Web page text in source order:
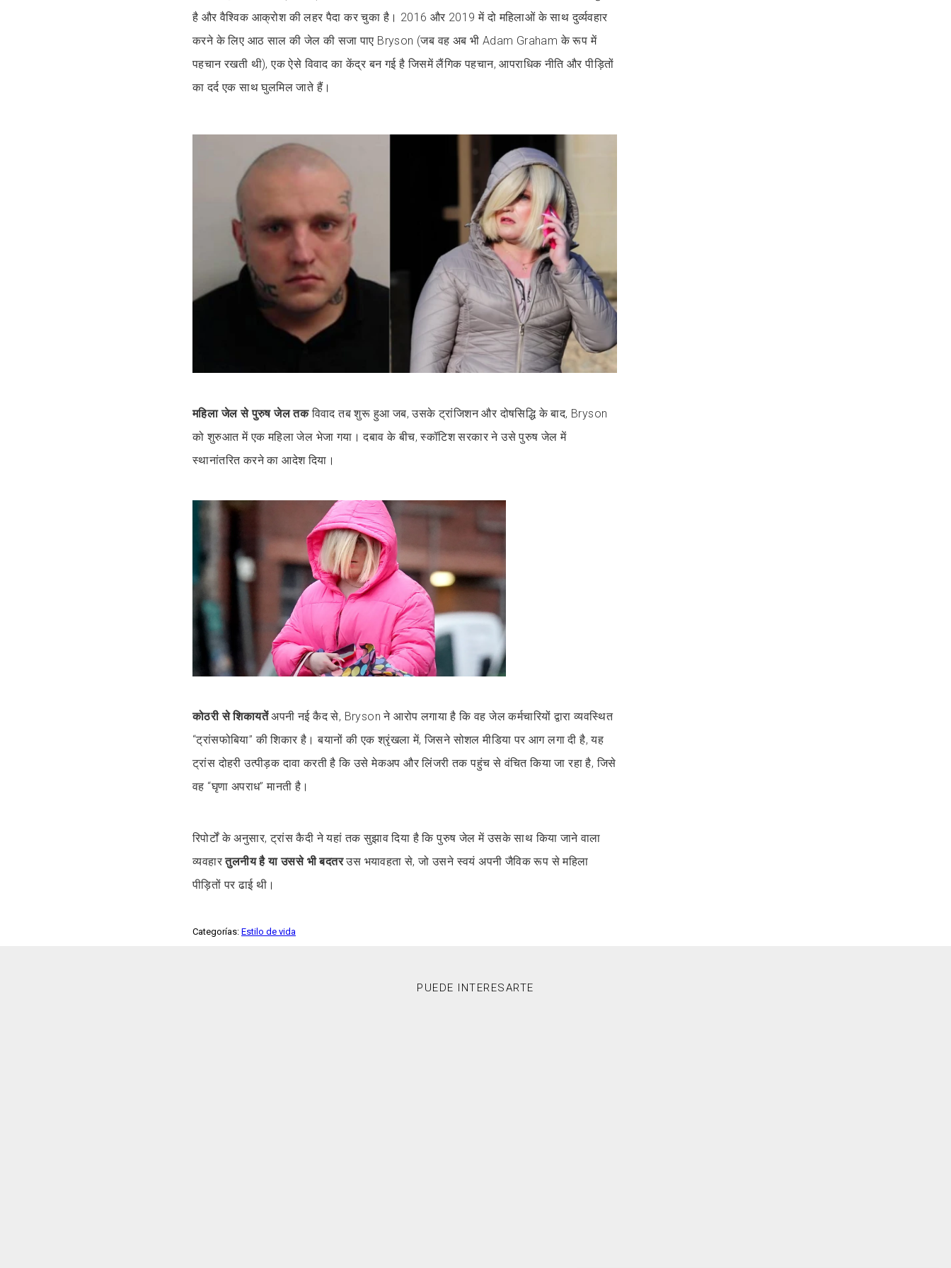
है और वैश्विक आक्रोश की लहर पैदा कर चुका है। 2016 और 2019 में दो महिलाओं के साथ दुर्व्यवहार
करने के लिए आठ साल की जेल की सजा पाए Bryson (जब वह अब भी Adam Graham के रूप में
पहचान रखती थी), एक ऐसे विवाद का केंद्र बन गई है जिसमें लैंगिक पहचान, आपराधिक नीति और पीड़ितों
का दर्द एक साथ घुलमिल जाते हैं।
महिला जेल से पुरुष जेल तकविवाद तब शुरू हुआ जब, उसके ट्रांजिशन और दोषसिद्धि के बाद, Bryson
को शुरुआत में एक महिला जेल भेजा गया। दबाव के बीच, स्कॉटिश सरकार ने उसे पुरुष जेल में
स्थानांतरित करने का आदेश दिया।
कोठरी से शिकायतेंअपनी नई कैद से, Bryson ने आरोप लगाया है कि वह जेल कर्मचारियों द्वारा व्यवस्थित
“ट्रांसफोबिया” की शिकार है। बयानों की एक श्रृंखला में, जिसने सोशल मीडिया पर आग लगा दी है, यह
ट्रांस दोहरी उत्पीड़क दावा करती है कि उसे मेकअप और लिंजरी तक पहुंच से वंचित किया जा रहा है, जिसे
वह “घृणा अपराध” मानती है।
रिपोर्टों के अनुसार, ट्रांस कैदी ने यहां तक सुझाव दिया है कि पुरुष जेल में उसके साथ किया जाने वाला
व्यवहारतुलनीय है या उससे भी बदतरउस भयावहता से, जो उसने स्वयं अपनी जैविक रूप से महिला
पीड़ितों पर ढाई थी।
Categorías: Estilo de vida
PUEDE INTERESARTE